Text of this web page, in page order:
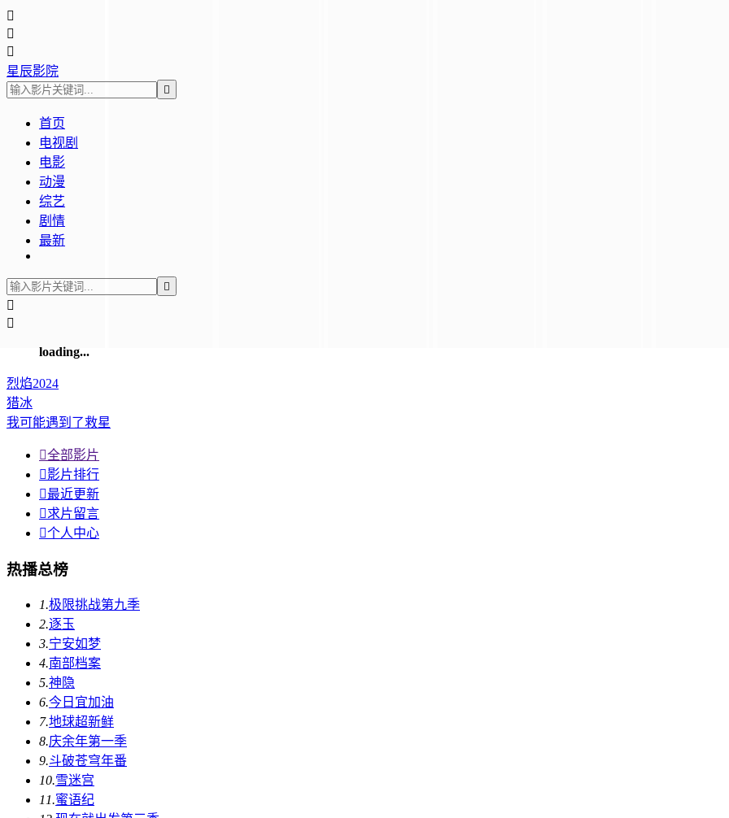



星辰影院

首页
电视剧
电影
动漫
综艺
剧情
最新



loading...
烈焰2024
猎冰
我可能遇到了救星
全部影片
影片排行
最近更新
求片留言
个人中心
热播总榜
1.极限挑战第九季
2.逐玉
3.宁安如梦
4.南部档案
5.神隐
6.今日宜加油
7.地球超新鲜
8.庆余年第一季
9.斗破苍穹年番
10.雪迷宫
11.蜜语纪